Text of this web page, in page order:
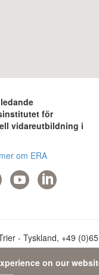
on our
för
vidareutbildning i
om ERA
- Tyskland, +49